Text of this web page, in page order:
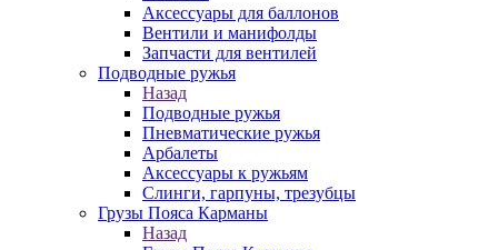
Аксессуары для баллонов
Вентили и манифолды
Запчасти для вентилей
Подводные ружья
Назад
Подводные ружья
Пневматические ружья
Арбалеты
Аксессуары к ружьям
Слинги, гарпуны, трезубцы
Грузы Пояса Карманы
Назад